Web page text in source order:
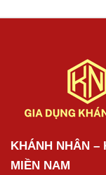
KHÁNH NHÂN –
MIỀN NAM